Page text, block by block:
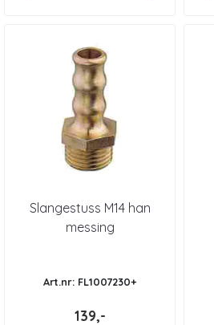
Slangestuss M14 han
messing
Art.nr: FL1007230+
139,-